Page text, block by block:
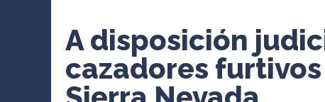
A disposición
cazadores